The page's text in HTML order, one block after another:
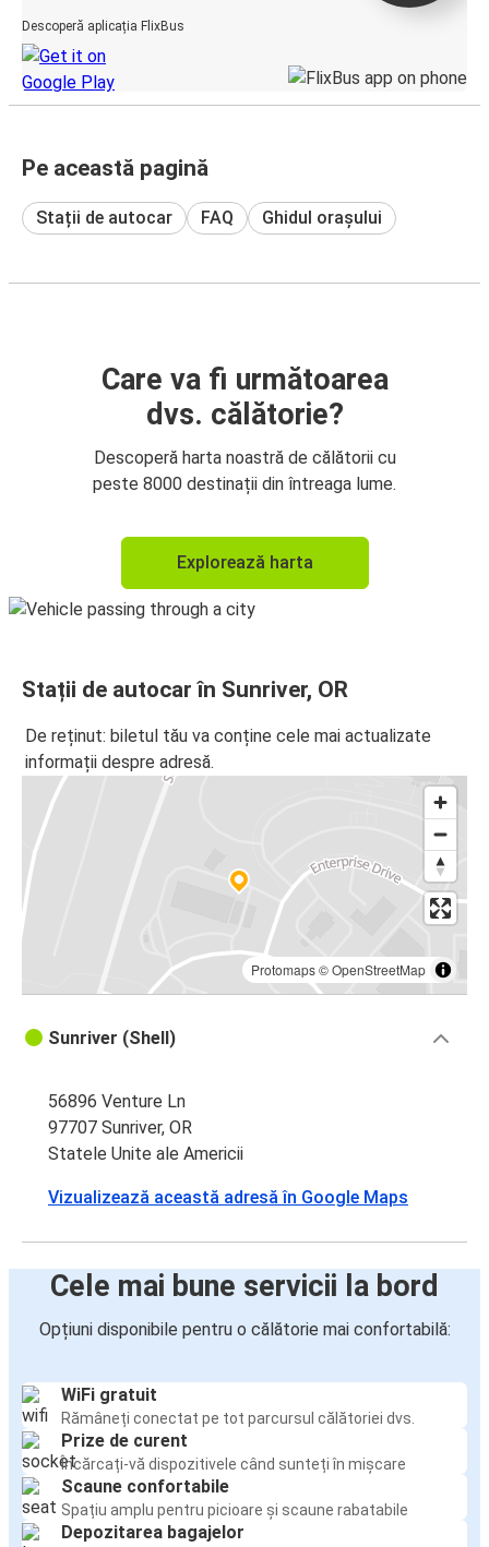
Descoperă aplicația FlixBus
Pe această pagină
Stații de autocar FAQ Ghidul orașului
Care va fi următoarea
dvs. călătorie?
Descoperă harta noastră de călătorii cu
peste 8000 destinații din întreaga lume.
Explorează harta
Stații de autocar în Sunriver, OR
De reținut: biletul tău va conține cele mai actualizate
informații despre adresă.
Protomaps©OpenStreetMap
Sunriver (Shell)
56896 Venture Ln
97707 Sunriver, OR
Statele Unite ale Americii
Vizualizează această adresă în Google Maps
Cele mai bune servicii la bord
Opțiuni disponibile pentru o călătorie mai confortabilă:
WiFi gratuit
Rămâneți conectat pe tot parcursul călătoriei dvs.
Prize de curent
Încărcați-vă dispozitivele când sunteți în mișcare
Scaune confortabile
Spațiu amplu pentru picioare și scaune rabatabile
Depozitarea bagajelor